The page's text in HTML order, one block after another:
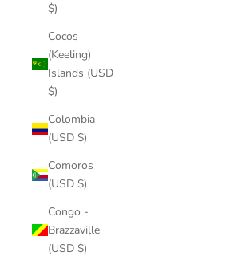
$)
Cocos
(Keeling)
Islands (USD
$)
Colombia
(USD $)
Comoros
(USD $)
Congo -
Brazzaville
(USD $)